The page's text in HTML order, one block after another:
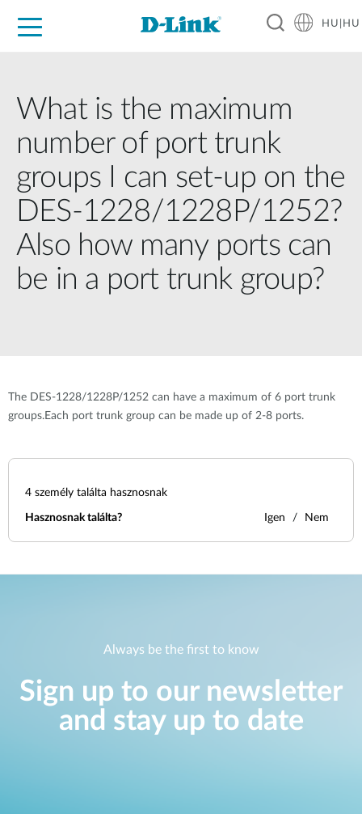
HU|HU
What is the maximum
number of port trunk
groups I can set-up on the
DES-1228/1228P/1252?
Also how many ports can
be in a port trunk group?
The DES-1228/1228P/1252 can have a maximum of 6 port trunk
groups.Each port trunk group can be made up of 2-8 ports.
4 személy találta hasznosnak
Hasznosnak találta? Igen Nem
Always be the first to know
Sign up to our newsletter
and stay up to date